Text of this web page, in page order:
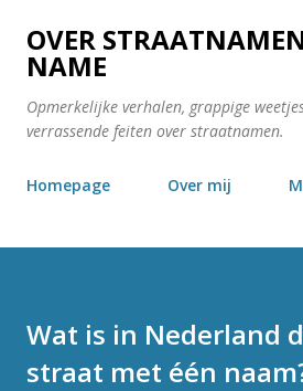
Doorgaan naar
OVER
NAME
Opmerkelijke verhalen, grappige
verrassende feiten over straatnamen.
Homepage Over mij
Wat is in Nederland
straat met één